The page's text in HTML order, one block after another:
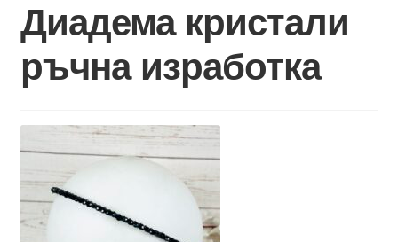
Диадема кристали
ръчна изработка